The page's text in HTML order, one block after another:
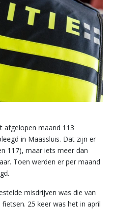
afgelopen maand 113
in Maassluis. Dat zijn er
117), maar iets meer dan
Toen werden er per maand
misdrijven was die van
25 keer was het in april